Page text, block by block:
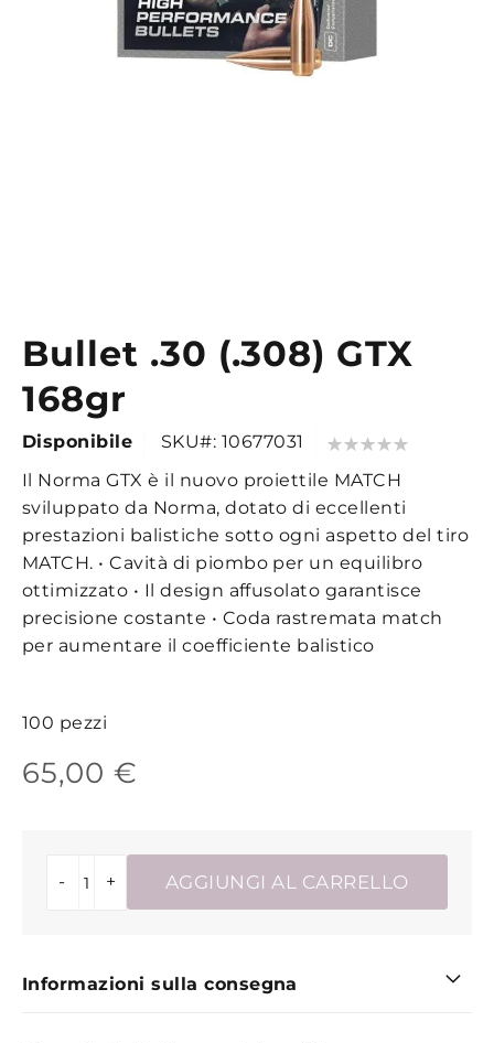
Vai
all'inizio
della
di
immagini
Bullet .30 (.308) GTX
168gr
Disponibile SKU 10677031
Valutazione:
Il Norma GTX è il nuovo proiettile MATCH
sviluppato da Norma, dotato di eccellenti
prestazioni balistiche sotto ogni aspetto del tiro
MATCH. • Cavità di piombo per un equilibro
ottimizzato • Il design affusolato garantisce
precisione costante • Coda rastremata match
per aumentare il coefficiente balistico
100 pezzi
65,00 €
+
- AGGIUNGI AL CARRELLO
Informazioni sulla consegna